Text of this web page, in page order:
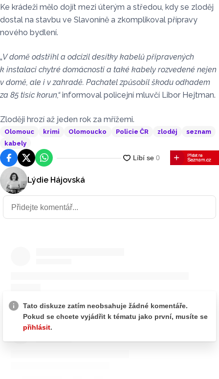
Ke krádeži mělo dojít mezi úterým a středou, kdy se zloděj
dostal na stavbu ve Slavoníně a zkomplikoval přípravy
nového bydlení.
„V domě odstřihl a odcizil desítky kabelů připravených
k instalaci chytré domácnosti a také kabely rozvedené nejen
v domě, ale i v zahradě. Pachatel způsobil škodu odhadem
za 85 tisíc korun,“informoval policejní mluvčí Libor Hejtman.
Zloději hrozí až jeden rok za mřížemi.
Olomouc krimi Olomoucko Policie ČR zloděj
seznam
kabely
FacebookPlatforma X
WhatsApp
Lýdie Hájovská